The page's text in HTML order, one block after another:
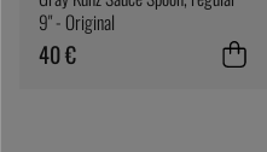
9" - Original
40 €